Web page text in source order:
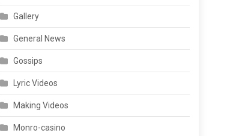
Gallery
General News
Gossips
Lyric Videos
Making Videos
Monro-casino